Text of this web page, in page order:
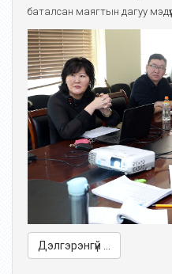
баталсан маягтын дагуу
Дэлгэрэнгүй ...